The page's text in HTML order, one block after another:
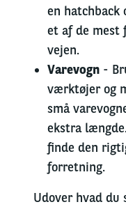
en hatchback
et af de mest
vejen.
Varevogn -
værktøjer og
små
ekstra
finde den
forretning.
Udover hvad du